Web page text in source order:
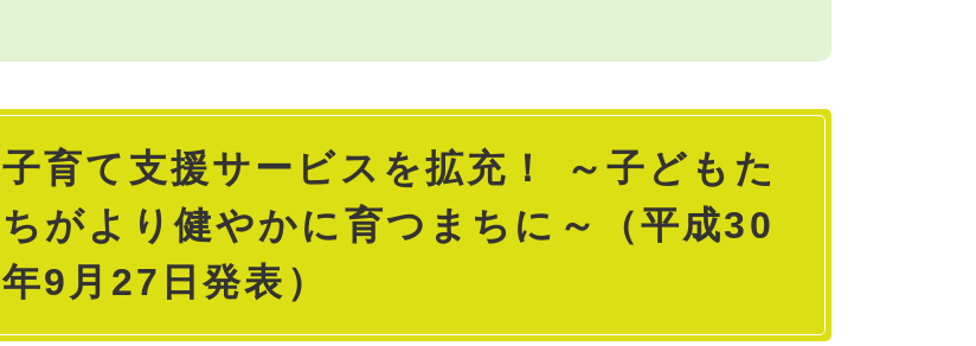
子育て支援サービスを拡充！ ～子どもた
ちがより健やかに育つまちに～（平成30
年9月27日発表）